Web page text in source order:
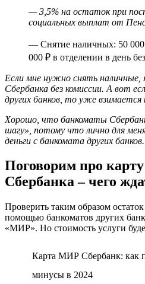
— 3,5% на остаток при
социальных выплат от
— Снятие наличных: 50 000
000 ₽ в отделении в день
Если мне нужно снять наличные,
Сбербанка без комиссии. А вот
других банков, то уже взимается
Хорошо, что банкоматы
шагу», потому что лично для
деньги с банкомата других банков.
Поговорим про
Сбербанка – чего
Проверить таким образом
помощью банкоматов других
«МИР». Но стоимость услуги
Карта МИР Сбербанк: как
минусы в 2024